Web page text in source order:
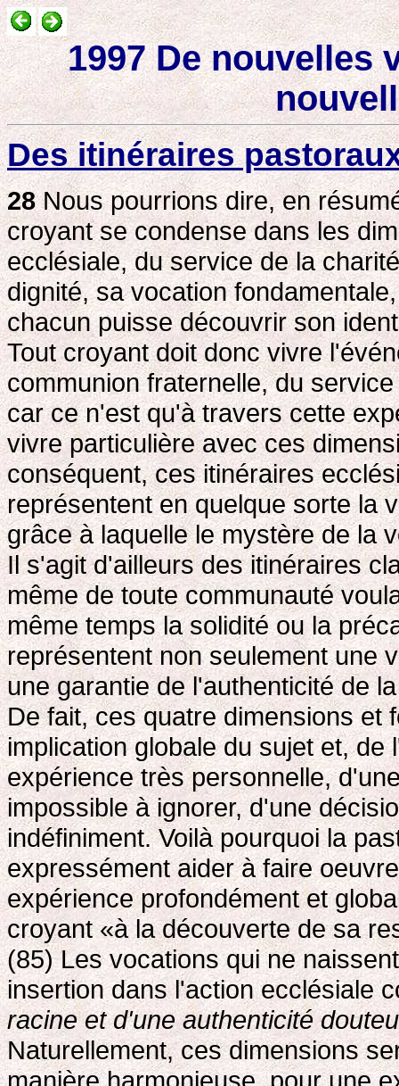
1997 De nouvelles
Des itinéraires
28Nous pourrions dire, en
croyant se condense dans les
ecclésiale, du service de la
dignité, sa vocation
chacun puisse découvrir son
Tout croyant doit donc vivre
communion fraternelle, du
car ce n'est qu'à travers cette
vivre particulière avec ces
conséquent, ces itinéraires
représentent en quelque sorte la
grâce à laquelle le mystère de la
Il s'agit d'ailleurs des itinéraires
même de toute communauté
même temps la solidité ou la
représentent non seulement une
une garantie de l'authenticité de
De fait, ces quatre dimensions et
implication globale du sujet et,
expérience très personnelle,
impossible à ignorer, d'une
indéfiniment. Voilà pourquoi la
expressément aider à faire
expérience profondément et
croyant «à la découverte de sa
(85) Les vocations qui ne
insertion dans l'action ecclésiale
racine et d'une authenticité
Naturellement, ces dimensions
manière harmonieuse, pour une